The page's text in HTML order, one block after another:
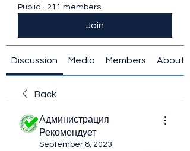
Public · 211 members
Join
Discussion Media Members About
Back
Администрация
Рекомендует
September 8, 2023